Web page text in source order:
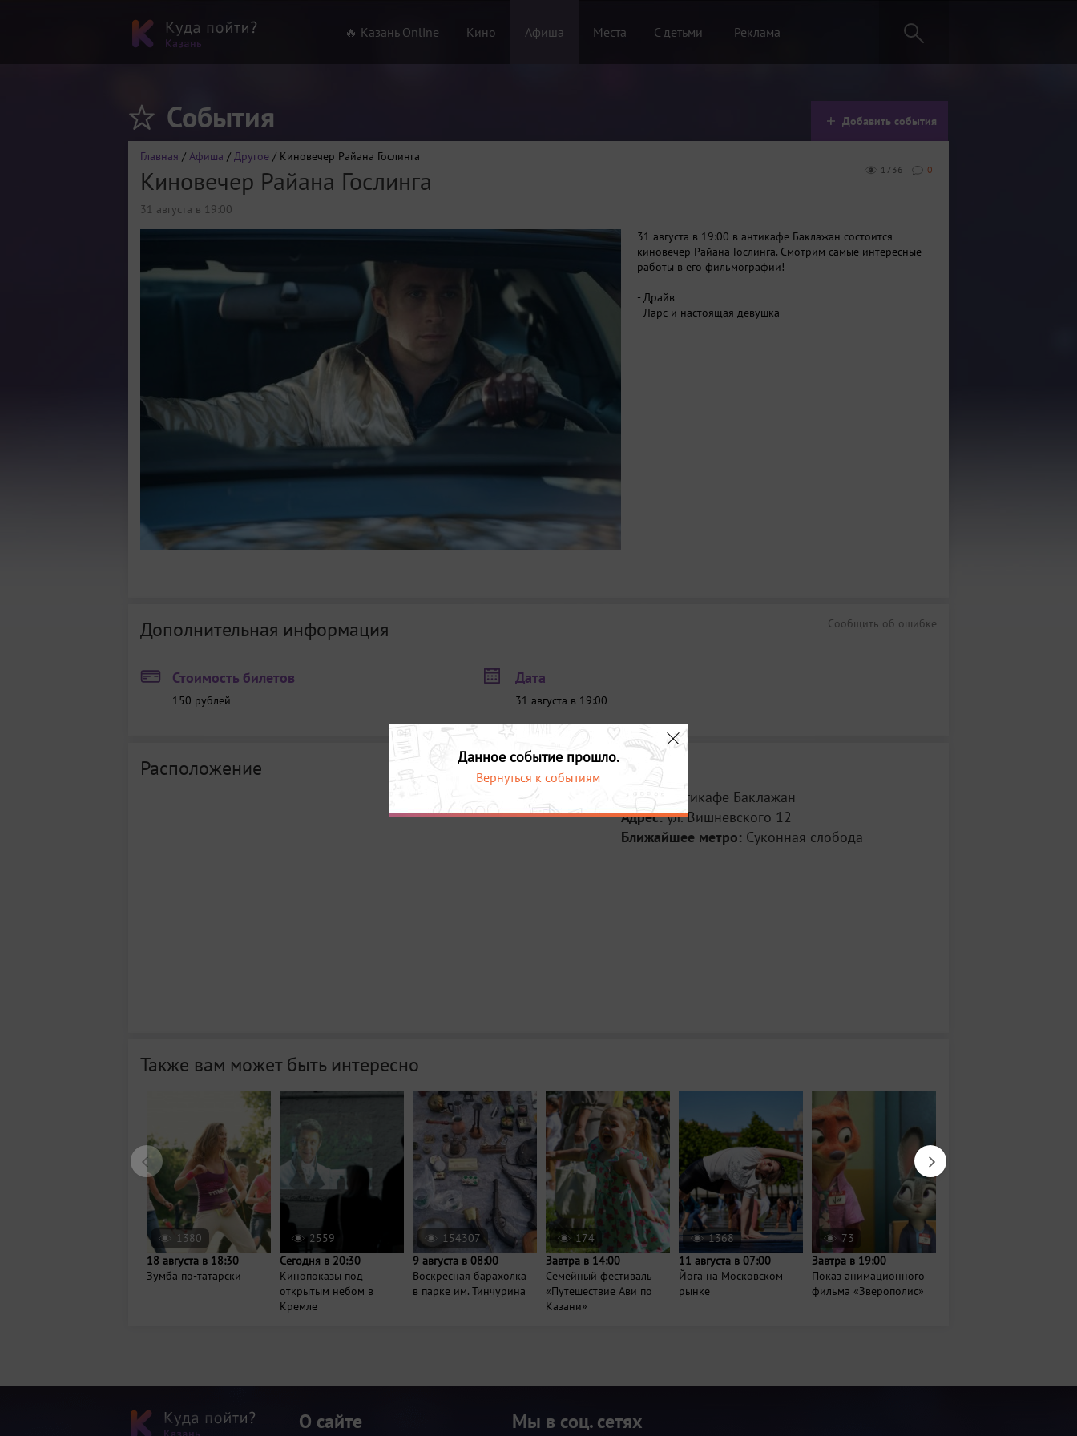
🔥 Казань Online Кино Афиша Места С детьми Реклама
События Добавить события
Главная / Афиша / Другое / Киновечер Райана Гослинга
0
1736
Киновечер Райана Гослинга
31 августа в 19:00
31 августа в 19:00 в антикафе Баклажан состоится
киновечер Райана Гослинга. Смотрим самые интересные
работы в его фильмографии!
- Драйв
- Ларс и настоящая девушка
Сообщить об ошибке
Дополнительная информация
Стоимость билетов
150 рублей
Дата
31 августа в 19:00
Расположение
Место:
Антикафе Баклажан
Адрес:ул. Вишневского 12
Ближайшее метро: Суконная слобода
Также вам может быть интересно
1380
18 августа в 18:30
Зумба по-татарски
2559
Сегодня в 20:30
Кинопоказы под
открытым небом в
Кремле
154307
9 августа в 08:00
Воскресная барахолка
в парке им. Тинчурина
174
Завтра в 14:00
Семейный фестиваль
«Путешествие Ави по
Казани»
1368
11 августа в 07:00
Йога на Московском
рынке
73
Завтра в 19:00
Показ анимационного
фильма «Зверополис»
Данное событие прошло.
Вернуться к событиям
О сайте Мы в соц. сетях